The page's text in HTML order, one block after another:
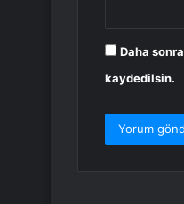
Daha
kaydedilsin.